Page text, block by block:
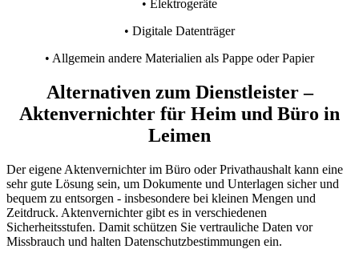
• Elektrogeräte
• Digitale Datenträger
• Allgemein andere Materialien als Pappe oder Papier
Alternativen zum Dienstleister –
Aktenvernichter für Heim und Büro in
Leimen
Der eigene Aktenvernichter im Büro oder Privathaushalt kann eine
sehr gute Lösung sein, um Dokumente und Unterlagen sicher und
bequem zu entsorgen - insbesondere bei kleinen Mengen und
Zeitdruck. Aktenvernichter gibt es in verschiedenen
Sicherheitsstufen. Damit schützen Sie vertrauliche Daten vor
Missbrauch und halten Datenschutzbestimmungen ein.